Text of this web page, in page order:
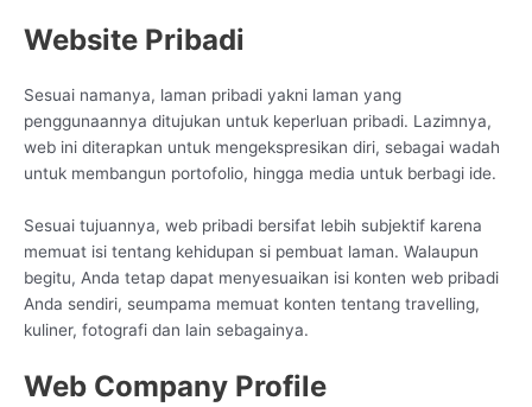
Website Pribadi
Sesuai namanya, laman pribadi yakni laman yang
penggunaannya ditujukan untuk keperluan pribadi. Lazimnya,
web ini diterapkan untuk mengekspresikan diri, sebagai wadah
untuk membangun portofolio, hingga media untuk berbagi ide.
Sesuai tujuannya, web pribadi bersifat lebih subjektif karena
memuat isi tentang kehidupan si pembuat laman. Walaupun
begitu, Anda tetap dapat menyesuaikan isi konten web pribadi
Anda sendiri, seumpama memuat konten tentang travelling,
kuliner, fotografi dan lain sebagainya.
Web Company Profile